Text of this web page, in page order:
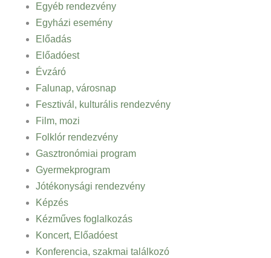
Egyéb rendezvény
Egyházi esemény
Előadás
Előadóest
Évzáró
Falunap, városnap
Fesztivál, kulturális rendezvény
Film, mozi
Folklór rendezvény
Gasztronómiai program
Gyermekprogram
Jótékonysági rendezvény
Képzés
Kézműves foglalkozás
Koncert, Előadóest
Konferencia, szakmai találkozó